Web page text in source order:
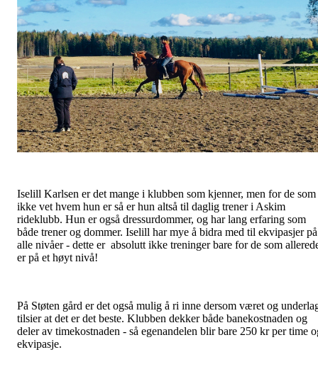
Iselill Karlsen er det mange i klubben som kjenner, men for de som
ikke vet hvem hun er så er hun altså til daglig trener i Askim
rideklubb. Hun er også dressurdommer, og har lang erfaring som
både trener og dommer. Iselill har mye å bidra med til ekvipasjer på
alle nivåer - dette er absolutt ikke treninger bare for de som
er på et høyt nivå!
På Støten gård er det også mulig å ri inne dersom været og
tilsier at det er det beste. Klubben dekker både banekostnaden og
deler av timekostnaden - så egenandelen blir bare 250 kr per time
ekvipasje.